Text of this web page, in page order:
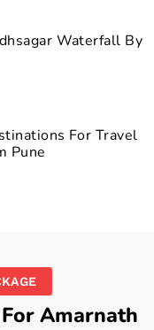
Waterfall By
For Travel
Pune
Amarnath